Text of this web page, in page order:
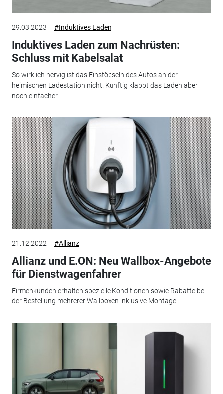
29.03.2023 #Induktives Laden
Induktives Laden zum Nachrüsten:
Schluss mit Kabelsalat
So wirklich nervig ist das Einstöpseln des Autos an der
heimischen Ladestation nicht. Künftig klappt das Laden aber
noch einfacher.
21.12.2022 #Allianz
Allianz und E.ON: Neu Wallbox-Angebote
für Dienstwagenfahrer
Firmenkunden erhalten spezielle Konditionen sowie Rabatte bei
der Bestellung mehrerer Wallboxen inklusive Montage.